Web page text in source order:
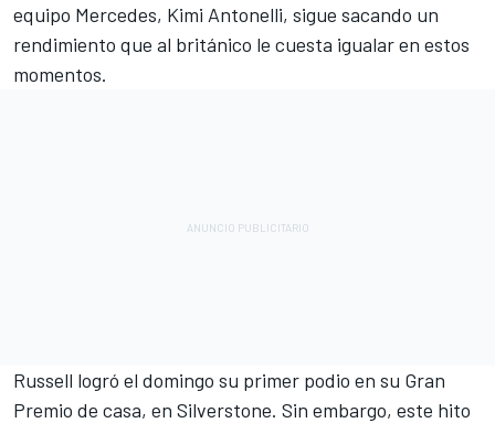
equipo Mercedes, Kimi Antonelli, sigue sacando un
rendimiento que al británico le cuesta igualar en estos
momentos.
Russell logró el domingo su primer podio en su Gran
Premio de casa, en Silverstone. Sin embargo, este hito